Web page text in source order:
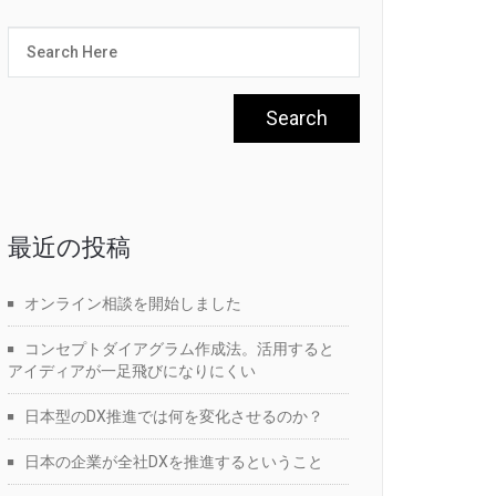
最近の投稿
オンライン相談を開始しました
コンセプトダイアグラム作成法。活用すると
アイディアが一足飛びになりにくい
日本型のDX推進では何を変化させるのか？
日本の企業が全社DXを推進するということ